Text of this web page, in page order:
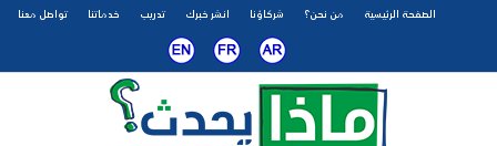
الصفحة الرئيسية من نحن؟ شركاؤنا انشر خبرك تدريب خدماتنا تواصل معنا